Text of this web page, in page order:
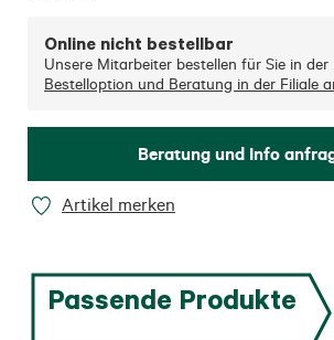
Online nicht bestellbar
Unsere Mitarbeiter bestellen für Sie in der
Bestelloption und Beratung in der Filiale
Beratung und Info
Artikel merken
Passende Produkte